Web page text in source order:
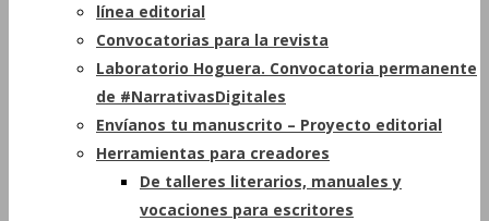
línea editorial
Convocatorias para la revista
Laboratorio Hoguera. Convocatoria permanente
de #NarrativasDigitales
Envíanos tu manuscrito – Proyecto editorial
Herramientas para creadores
De talleres literarios, manuales y
vocaciones para escritores